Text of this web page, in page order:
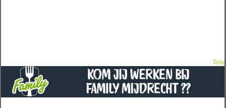
Terug